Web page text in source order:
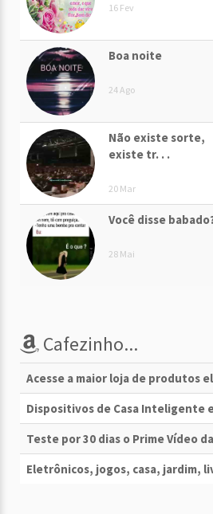
16 Fev
Boa noite
24 Ago
Não existe sorte,
existe tr. . .
20 Mar
Você disse
28 Mai
Cafezinho...
Acesse a maior loja de produtos
Dispositivos de Casa Inteligente
Teste por 30 dias o Prime Vídeo
Eletrônicos, jogos, casa, jardim,